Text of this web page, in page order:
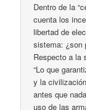
Dentro de la
cuenta los
libertad de
sistema: ¿son
Respecto a la
“Lo que
y la
antes que
uso de las